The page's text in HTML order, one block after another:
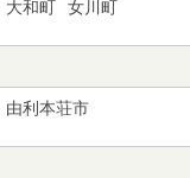
大和町 女川町
由利本荘市